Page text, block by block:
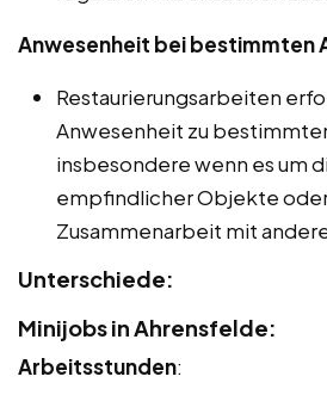
Anwesenheit bei bestimmten
Restaurierungsarbeiten
Anwesenheit zu
insbesondere wenn es um
empfindlicher Objekte
Zusammenarbeit mit
Unterschiede:
Minijobs in Ahrensfelde:
Arbeitsstunden: